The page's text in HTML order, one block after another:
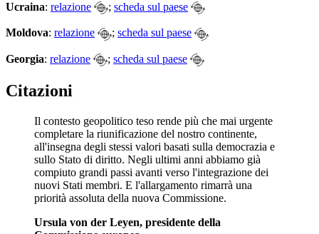
Ucraina: relazione ; scheda sul paese
Moldova: relazione ; scheda sul paese
Georgia: relazione ; scheda sul paese
Citazioni
Il contesto geopolitico teso rende più che mai urgente
completare la riunificazione del nostro continente,
all'insegna degli stessi valori basati sulla democrazia e
sullo Stato di diritto. Negli ultimi anni abbiamo già
compiuto grandi passi avanti verso l'integrazione dei
nuovi Stati membri. E l'allargamento rimarrà una
priorità assoluta della nuova Commissione.
Ursula von der Leyen, presidente della